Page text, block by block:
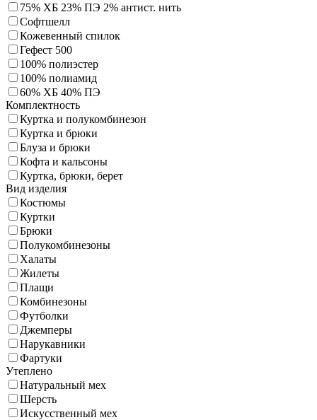
75% ХБ 23% ПЭ 2% антист. нить
Софтшелл
Кожевенный спилок
Гефест 500
100% полиэстер
100% полиамид
60% ХБ 40% ПЭ
Комплектность
Куртка и полукомбинезон
Куртка и брюки
Блуза и брюки
Кофта и кальсоны
Куртка, брюки, берет
Вид изделия
Костюмы
Куртки
Брюки
Полукомбинезоны
Халаты
Жилеты
Плащи
Комбинезоны
Футболки
Джемперы
Нарукавники
Фартуки
Утеплено
Натуральный мех
Шерсть
Искусственный мех